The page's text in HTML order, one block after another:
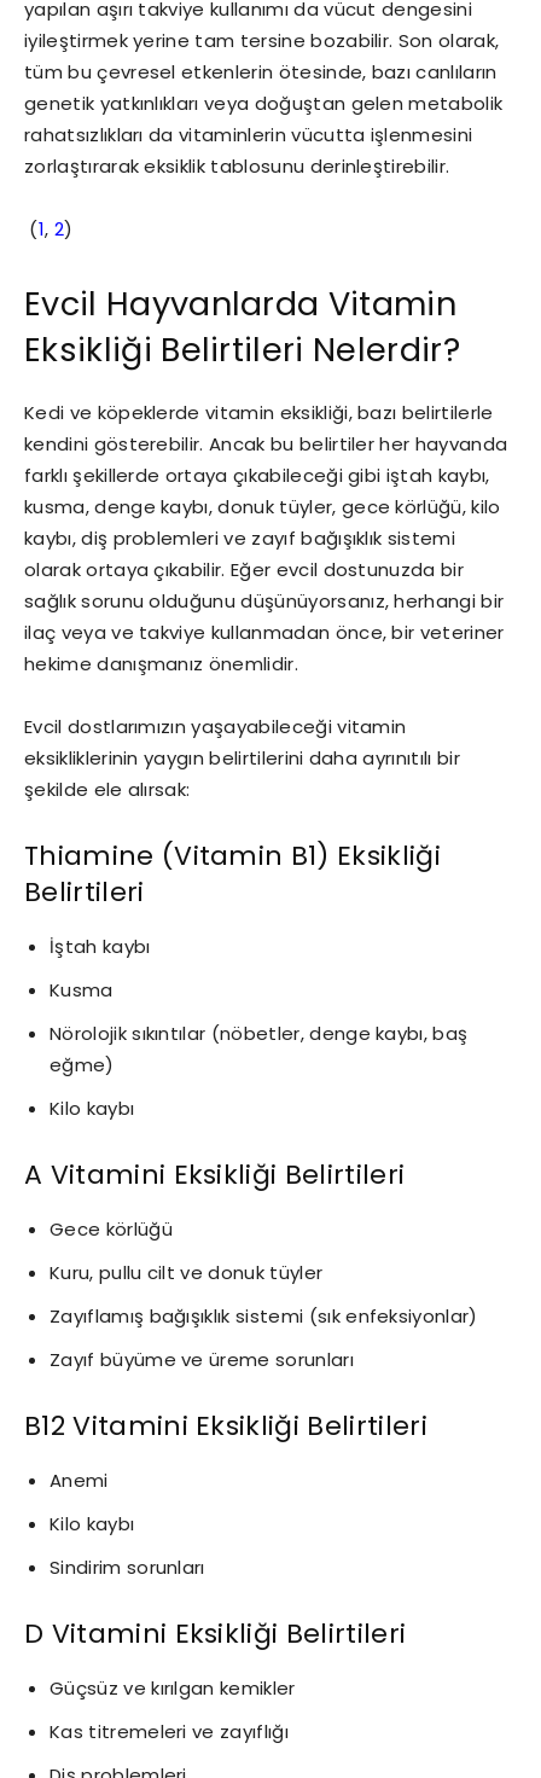
yapılan aşırı takviye kullanımı da vücut dengesini
iyileştirmek yerine tam tersine bozabilir. Son olarak,
tüm bu çevresel etkenlerin ötesinde, bazı canlıların
genetik yatkınlıkları veya doğuştan gelen metabolik
rahatsızlıkları da vitaminlerin vücutta işlenmesini
zorlaştırarak eksiklik tablosunu derinleştirebilir.
(1, 2)
Evcil Hayvanlarda Vitamin
Eksikliği Belirtileri Nelerdir?
Kedi ve köpeklerde vitamin eksikliği, bazı belirtilerle
kendini gösterebilir. Ancak bu belirtiler her hayvanda
farklı şekillerde ortaya çıkabileceği gibi iştah kaybı,
kusma, denge kaybı, donuk tüyler, gece körlüğü, kilo
kaybı, diş problemleri ve zayıf bağışıklık sistemi
olarak ortaya çıkabilir. Eğer evcil dostunuzda bir
sağlık sorunu olduğunu düşünüyorsanız, herhangi bir
ilaç veya ve takviye kullanmadan önce, bir veteriner
hekime danışmanız önemlidir.
Evcil dostlarımızın yaşayabileceği vitamin
eksikliklerinin yaygın belirtilerini daha ayrınıtılı bir
şekilde ele alırsak:
Thiamine (Vitamin B1) Eksikliği
Belirtileri
İştah kaybı
Kusma
Nörolojik sıkıntılar (nöbetler, denge kaybı, baş
eğme)
Kilo kaybı
A Vitamini Eksikliği Belirtileri
Gece körlüğü
Kuru, pullu cilt ve donuk tüyler
Zayıflamış bağışıklık sistemi (sık enfeksiyonlar)
Zayıf büyüme ve üreme sorunları
B12 Vitamini Eksikliği Belirtileri
Anemi​
Kilo kaybı​
Sindirim sorunları
D Vitamini Eksikliği Belirtileri
Güçsüz ve kırılgan kemikler
Kas titremeleri ve zayıflığı